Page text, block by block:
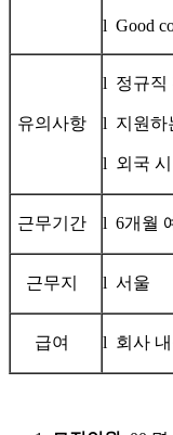
l Good
유의사항
l 정규직
l 지원하
l 외국
근무기간 l 6개월
근무지 l 서울
급여 l 회사